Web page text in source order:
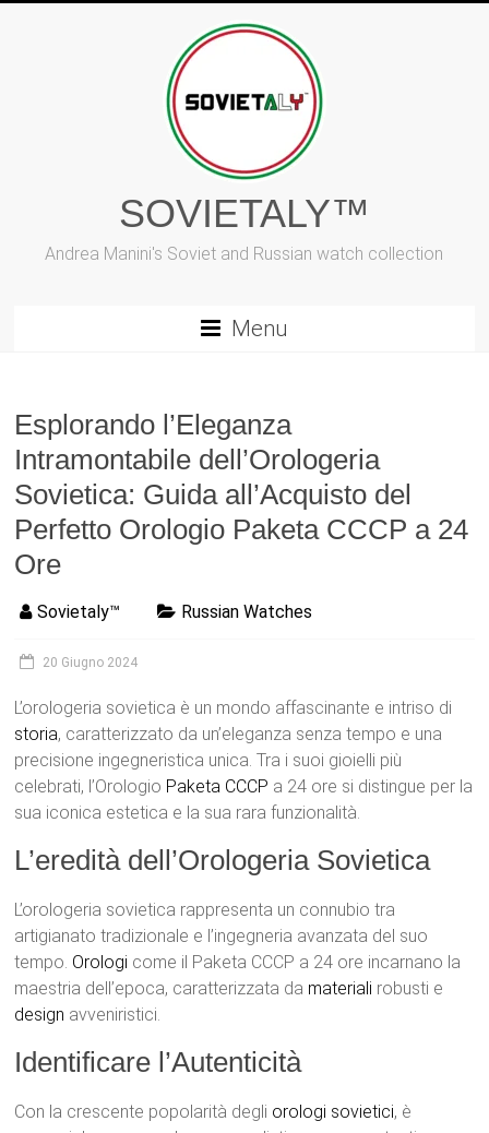
SOVIETALY™
Andrea Manini's Soviet and Russian watch collection
Menu
Esplorando l’Eleganza
Intramontabile dell’Orologeria
Sovietica: Guida all’Acquisto del
Perfetto Orologio Paketa CCCP a 24
Ore
Sovietaly™ Russian Watches
20 Giugno 2024
L’orologeria sovietica è un mondo affascinante e intriso di
storia, caratterizzato da un’eleganza senza tempo e una
precisione ingegneristica unica. Tra i suoi gioielli più
celebrati, l’Orologio Paketa CCCP a 24 ore si distingue per la
sua iconica estetica e la sua rara funzionalità.
L’eredità dell’Orologeria Sovietica
L’orologeria sovietica rappresenta un connubio tra
artigianato tradizionale e l’ingegneria avanzata del suo
tempo. Orologi come il Paketa CCCP a 24 ore incarnano la
maestria dell’epoca, caratterizzata da materiali robusti e
design avveniristici.
Identificare l’Autenticità
Con la crescente popolarità degli orologi sovietici, è